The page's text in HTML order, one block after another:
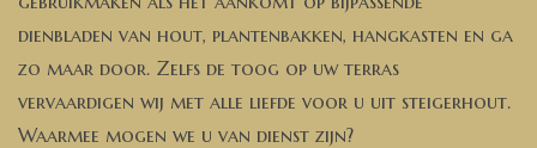
dienbladen van hout, plantenbakken, hangkasten en ga
zo maar door. Zelfs de toog op uw terras
vervaardigen wij met alle liefde voor u uit steigerhout.
Waarmee mogen we u van dienst zijn?